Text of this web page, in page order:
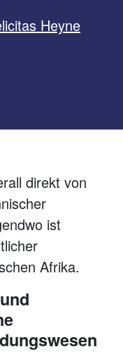
Heyne
direkt von
ist
Afrika.